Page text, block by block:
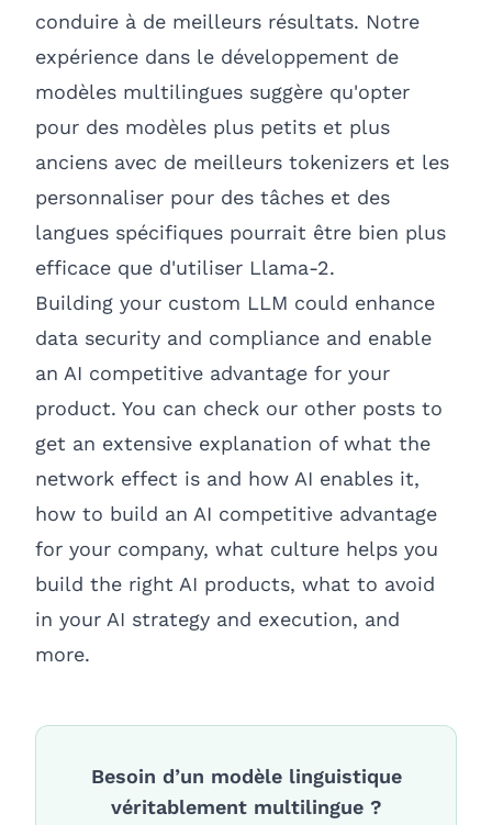
conduire à de meilleurs résultats. Notre
expérience dans le développement de
modèles multilingues suggère qu'opter
pour des modèles plus petits et plus
anciens avec de meilleurs tokenizers et les
personnaliser pour des tâches et des
langues spécifiques pourrait être bien plus
efficace que d'utiliser Llama-2.
Building your custom LLM could enhance
data security and compliance and enable
an AI competitive advantage for your
product. You can check our other posts to
get an extensive explanation of what the
network effect is and how AI enables it,
how to build an AI competitive advantage
for your company, what culture helps you
build the right AI products, what to avoid
in your AI strategy and execution, and
more.
Besoin d’un modèle linguistique
véritablement multilingue ?